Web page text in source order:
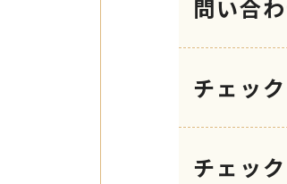
問い合
チェッ
チェッ